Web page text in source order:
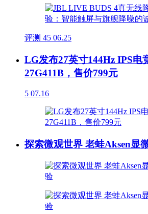
评测 45 06.25
LG发布27英寸144Hz IPS电
27G411B，售价799元
5 07.16
探索微观世界 老蛙Aksen显